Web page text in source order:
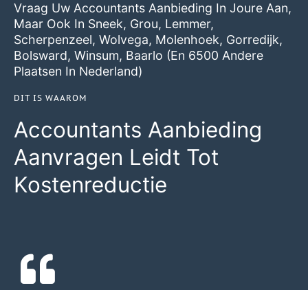
Vraag Uw Accountants Aanbieding In Joure Aan,
Maar Ook In Sneek, Grou, Lemmer,
Scherpenzeel, Wolvega, Molenhoek, Gorredijk,
Bolsward, Winsum, Baarlo (en 6500 Andere
Plaatsen In Nederland)
DIT IS WAAROM
Accountants Aanbieding
Aanvragen Leidt Tot
Kostenreductie